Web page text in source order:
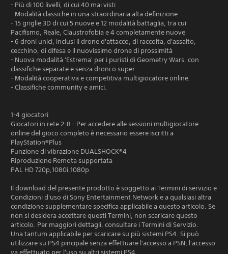
- Più di 100 livelli, di cui 40 mai visti
- Modalità classiche in una straordinaria alta definizione
- 15 griglie 3D di cui 5 nuove e 12 modalità battaglia, tra cui
Pacifismo, Reale, Claustrofobia e 4 completamente nuove
- 6 droni unici, inclusi il drone d'attacco, di raccolta, d'assalto,
cecchino, di difesa e il nuovissimo drone di prossimità
- Nuova modalità 'Estrema' per i puristi di Geometry Wars, con
classifiche separate e senza droni o super
- Modalità cooperativa e competitiva multigiocatore online.
- Classifiche community e amici.
1-4 giocatori
Giocatori in rete 2-8 - Per accedere alle sessioni multigiocatore
online del gioco completo è necessario essere iscritti a
PlayStation®Plus
Funzione di vibrazione DUALSHOCK®4
Riproduzione Remota supportata
PAL HD 720p,1080i,1080p
Il download del presente prodotto è soggetto ai Termini di servizio e
Condizioni d'uso di Sony Entertainment Network e a qualsiasi altra
condizione supplementare specifica applicabile a questo articolo. Se
non si desidera accettare questi Termini, non scaricare questo
articolo. Per maggiori dettagli, consultare i Termini di Servizio.
Una tantum applicabile per scaricare su più sistemi PS4. Si può
utilizzare su PS4 pincipale senza effettuare l'accesso a PSN; l'accesso
va effettuato per l'uso su altri sistemi PS4.